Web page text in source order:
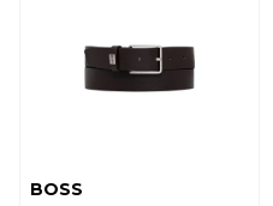
BOSS